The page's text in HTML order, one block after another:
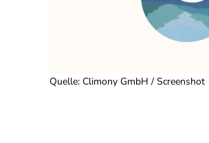
Quelle: Climony GmbH / Screenshot